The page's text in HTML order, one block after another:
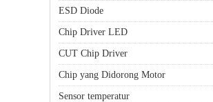
ESD Diode
Chip Driver LED
CUT Chip Driver
Chip yang Didorong Motor
Sensor temperatur